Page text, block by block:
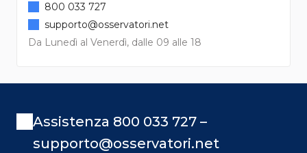
Da Lunedì al Venerdì, dalle 09 alle 18
800 033 727
supporto@osservatori.net
Assistenza 800 033 727 –
supporto@osservatori.net